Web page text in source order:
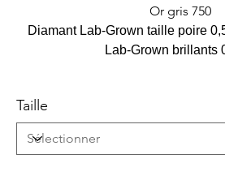
Or gris 750
Diamant Lab-Grown taille poire
Lab-Grown brillants
Taille